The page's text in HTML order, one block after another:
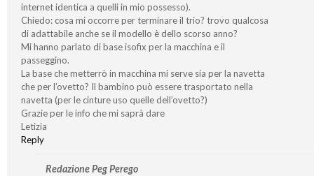
internet identica a quelli in mio possesso).
Chiedo: cosa mi occorre per terminare il trio? trovo qualcosa
di adattabile anche se il modello è dello scorso anno?
Mi hanno parlato di base isofix per la macchina e il
passeggino.
La base che metterrò in macchina mi serve sia per la navetta
che per l’ovetto? Il bambino può essere trasportato nella
navetta (per le cinture uso quelle dell’ovetto?)
Grazie per le info che mi saprà dare
Letizia
Reply
Redazione Peg Perego